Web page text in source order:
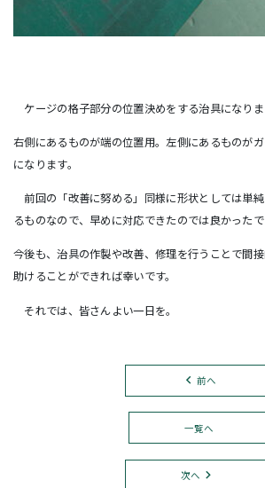
ケージの格子部分の位置決めをする治具になりま
右側にあるものが端の位置用。左側にあるものが
になります。
前回の「改善に努める」同様に形状としては単
るものなので、早めに対応できたのでは良かったで
今後も、治具の作製や改善、修理を行うことで間
助けることができれば幸いです。
それでは、皆さんよい一日を。
前へ
一覧へ
次へ